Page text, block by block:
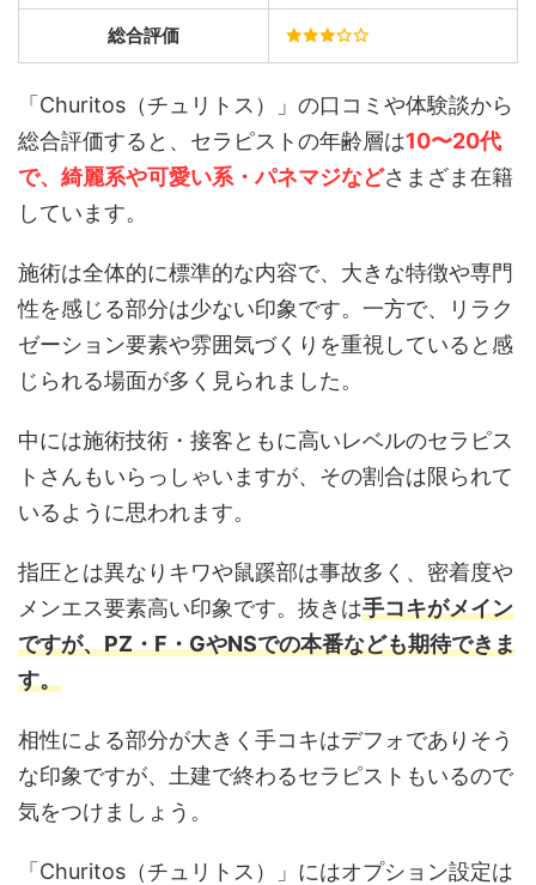
総合評価
「Churitos（チュリトス）」の口コミや体験談から
総合評価すると、セラピストの年齢層は10〜20代
で、綺麗系や可愛い系・パネマジなどさまざま在籍
しています。
施術は全体的に標準的な内容で、大きな特徴や専門
性を感じる部分は少ない印象です。一方で、リラク
ゼーション要素や雰囲気づくりを重視していると感
じられる場面が多く見られました。
中には施術技術・接客ともに高いレベルのセラピス
トさんもいらっしゃいますが、その割合は限られて
いるように思われます。
指圧とは異なりキワや鼠蹊部は事故多く、 密着度や
メンエス要素高い印象です。 抜きは手コキがメイン
ですが、PZ・F・GやNSでの本番なども期待できま
す。
相性による部分が大きく手コキはデフォでありそう
な印象ですが、土建で終わるセラピストもいるので
気をつけましょう。
「Churitos（チュリトス）」にはオプション設定は